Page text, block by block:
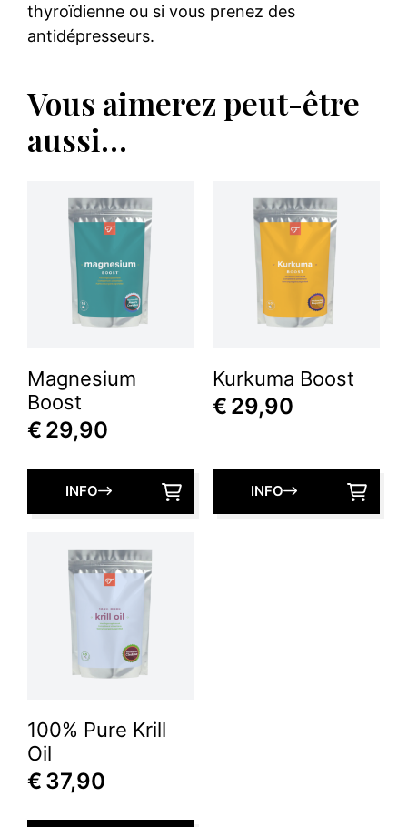
thyroïdienne ou si vous prenez des
antidépresseurs.
Vous aimerez peut-être
aussi…
Magnesium
Boost
€ 29,90
INFO
Kurkuma Boost
€ 29,90
INFO
100% Pure Krill
Oil
€ 37,90